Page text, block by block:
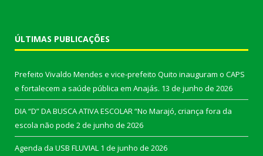
ÚLTIMAS PUBLICAÇÕES
Prefeito Vivaldo Mendes e vice-prefeito Quito inauguram o CAPS
e fortalecem a saúde pública em Anajás. 13 de junho de 2026
DIA “D” DA BUSCA ATIVA ESCOLAR “No Marajó, criança fora da
escola não pode 2 de junho de 2026
Agenda da USB FLUVIAL 1 de junho de 2026